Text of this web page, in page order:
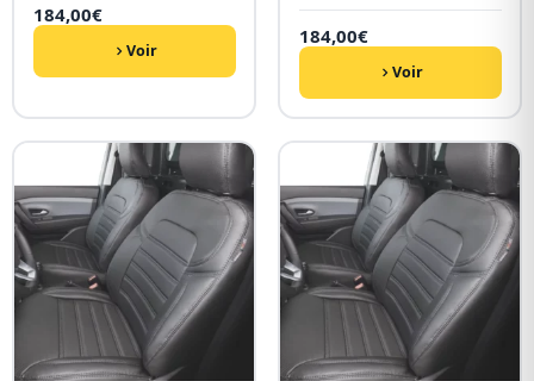
184,00€
Voir
184,00€
Voir